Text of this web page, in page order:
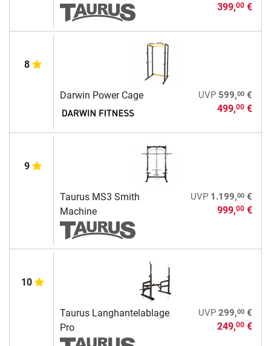
399,00€
8
Darwin Power Cage UVP 599,00€
499,00€
9
Taurus MS3 Smith
Machine
UVP 1.199,00€
999,00€
10
Taurus Langhantelablage
Pro
UVP 299,00€
249,00€